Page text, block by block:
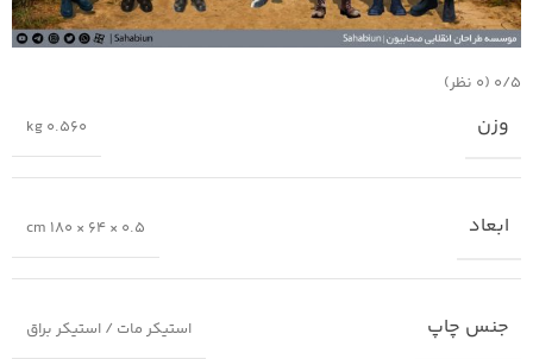
‫۰/۵ ‫(۰ نظر)
وزن 0.560 kg
ابعاد 0.5 × 64 × 180 cm
جنس چاپ استیکر مات / استیکر براق